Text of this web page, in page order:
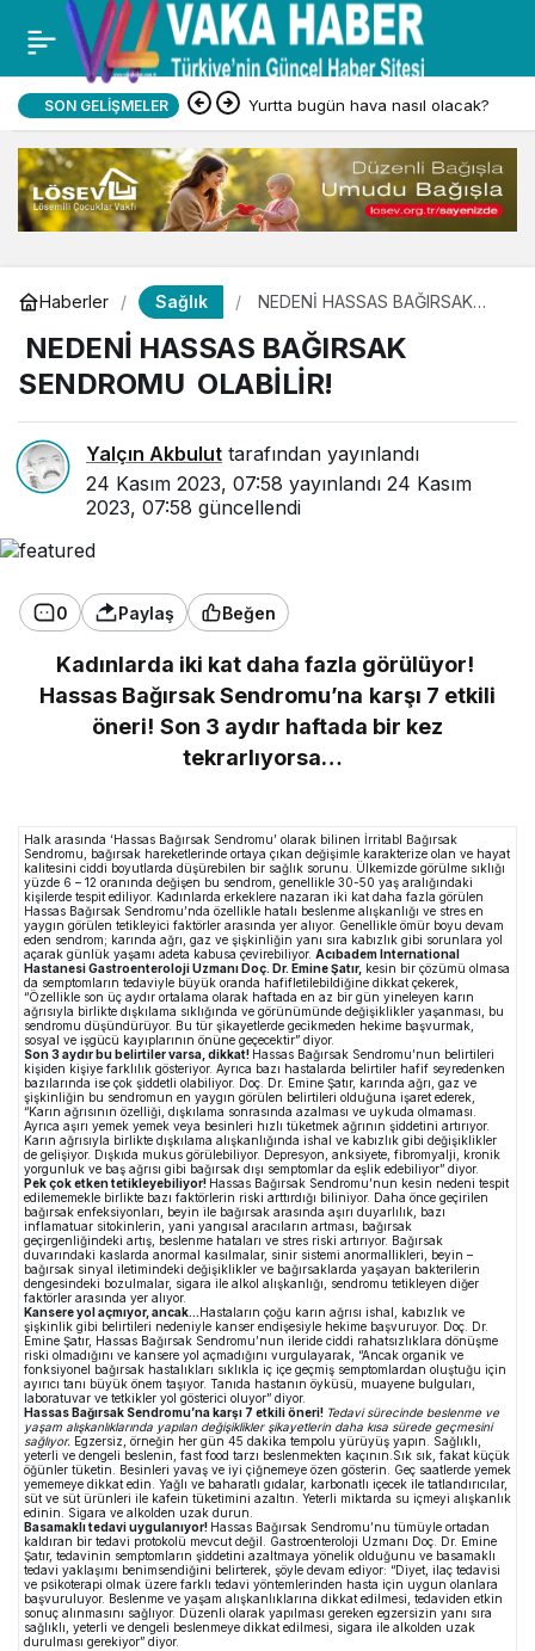
SON GELIŞMELER Yurtta bugün hava nasıl olacak?
Haberler Sağlık
NEDENİ HASSAS BAĞIRSAK
NEDENİ HASSAS BAĞIRSAK
SENDROMU OLABİLİR!
Yalçın Akbulut tarafından yayınlandı
24 Kasım 2023, 07:58 yayınlandı 24 Kasım
2023, 07:58 güncellendi
0 Paylaş Beğen
Kadınlarda iki kat daha fazla görülüyor!
Hassas Bağırsak Sendromu’na karşı 7 etkili
öneri! Son 3 aydır haftada bir kez
tekrarlıyorsa…
Halk arasında ‘Hassas Bağırsak Sendromu’ olarak bilinen İrritabl Bağırsak
Sendromu, bağırsak hareketlerinde ortaya çıkan değişimle karakterize olan ve hayat
kalitesini ciddi boyutlarda düşürebilen bir sağlık sorunu. Ülkemizde görülme sıklığı
yüzde 6 – 12 oranında değişen bu sendrom, genellikle 30-50 yaş aralığındaki
kişilerde tespit ediliyor. Kadınlarda erkeklere nazaran iki kat daha fazla görülen
Hassas Bağırsak Sendromu’nda özellikle hatalı beslenme alışkanlığı ve stres en
yaygın görülen tetikleyici faktörler arasında yer alıyor. Genellikle ömür boyu devam
eden sendrom; karında ağrı, gaz ve şişkinliğin yanı sıra kabızlık gibi sorunlara yol
açarak günlük yaşamı adeta kabusa çevirebiliyor. Acıbadem International
Hastanesi Gastroenteroloji Uzmanı Doç. Dr. Emine Şatır, kesin bir çözümü olmasa
da semptomların tedaviyle büyük oranda hafifletilebildiğine dikkat çekerek,
“Özellikle son üç aydır ortalama olarak haftada en az bir gün yineleyen karın
ağrısıyla birlikte dışkılama sıklığında ve görünümünde değişiklikler yaşanması, bu
sendromu düşündürüyor. Bu tür şikayetlerde gecikmeden hekime başvurmak,
sosyal ve işgücü kayıplarının önüne geçecektir” diyor.
Son 3 aydır bu belirtiler varsa, dikkat! Hassas Bağırsak Sendromu’nun belirtileri
kişiden kişiye farklılık gösteriyor. Ayrıca bazı hastalarda belirtiler hafif seyredenken
bazılarında ise çok şiddetli olabiliyor. Doç. Dr. Emine Şatır, karında ağrı, gaz ve
şişkinliğin bu sendromun en yaygın görülen belirtileri olduğuna işaret ederek,
“Karın ağrısının özelliği, dışkılama sonrasında azalması ve uykuda olmaması.
Ayrıca aşırı yemek yemek veya besinleri hızlı tüketmek ağrının şiddetini artırıyor.
Karın ağrısıyla birlikte dışkılama alışkanlığında ishal ve kabızlık gibi değişiklikler
de gelişiyor. Dışkıda mukus görülebiliyor. Depresyon, anksiyete, fibromyalji, kronik
yorgunluk ve baş ağrısı gibi bağırsak dışı semptomlar da eşlik edebiliyor” diyor.
Pek çok etken tetikleyebiliyor! Hassas Bağırsak Sendromu’nun kesin nedeni tespit
edilememekle birlikte bazı faktörlerin riski arttırdığı biliniyor. Daha önce geçirilen
bağırsak enfeksiyonları, beyin ile bağırsak arasında aşırı duyarlılık, bazı
inflamatuar sitokinlerin, yani yangısal aracıların artması, bağırsak
geçirgenliğindeki artış, beslenme hataları ve stres riski artırıyor. Bağırsak
duvarındaki kaslarda anormal kasılmalar, sinir sistemi anormallikleri, beyin –
bağırsak sinyal iletimindeki değişiklikler ve bağırsaklarda yaşayan bakterilerin
dengesindeki bozulmalar, sigara ile alkol alışkanlığı, sendromu tetikleyen diğer
faktörler arasında yer alıyor.
Kansere yol açmıyor, ancak… Hastaların çoğu karın ağrısı ishal, kabızlık ve
şişkinlik gibi belirtileri nedeniyle kanser endişesiyle hekime başvuruyor. Doç. Dr.
Emine Şatır, Hassas Bağırsak Sendromu’nun ileride ciddi rahatsızlıklara dönüşme
riski olmadığını ve kansere yol açmadığını vurgulayarak, “Ancak organik ve
fonksiyonel bağırsak hastalıkları sıklıkla iç içe geçmiş semptomlardan oluştuğu için
ayırıcı tanı büyük önem taşıyor. Tanıda hastanın öyküsü, muayene bulguları,
laboratuvar ve tetkikler yol gösterici oluyor” diyor.
Hassas Bağırsak Sendromu’na karşı 7 etkili öneri! Tedavi sürecinde beslenme ve
yaşam alışkanlıklarında yapılan değişiklikler şikayetlerin daha kısa sürede geçmesini
sağlıyor. Egzersiz, örneğin her gün 45 dakika tempolu yürüyüş yapın. Sağlıklı,
yeterli ve dengeli beslenin, fast food tarzı beslenmekten kaçının.Sık sık, fakat küçük
öğünler tüketin. Besinleri yavaş ve iyi çiğnemeye özen gösterin. Geç saatlerde yemek
yememeye dikkat edin. Yağlı ve baharatlı gıdalar, karbonatlı içecek ile tatlandırıcılar,
süt ve süt ürünleri ile kafein tüketimini azaltın. Yeterli miktarda su içmeyi alışkanlık
edinin. Sigara ve alkolden uzak durun.
Basamaklı tedavi uygulanıyor! Hassas Bağırsak Sendromu’nu tümüyle ortadan
kaldıran bir tedavi protokolü mevcut değil. Gastroenteroloji Uzmanı Doç. Dr. Emine
Şatır, tedavinin semptomların şiddetini azaltmaya yönelik olduğunu ve basamaklı
tedavi yaklaşımı benimsendiğini belirterek, şöyle devam ediyor: “Diyet, ilaç tedavisi
ve psikoterapi olmak üzere farklı tedavi yöntemlerinden hasta için uygun olanlara
başvuruluyor. Beslenme ve yaşam alışkanlıklarına dikkat edilmesi, tedaviden etkin
sonuç alınmasını sağlıyor. Düzenli olarak yapılması gereken egzersizin yanı sıra
sağlıklı, yeterli ve dengeli beslenmeye dikkat edilmesi, sigara ile alkolden uzak
durulması gerekiyor” diyor.